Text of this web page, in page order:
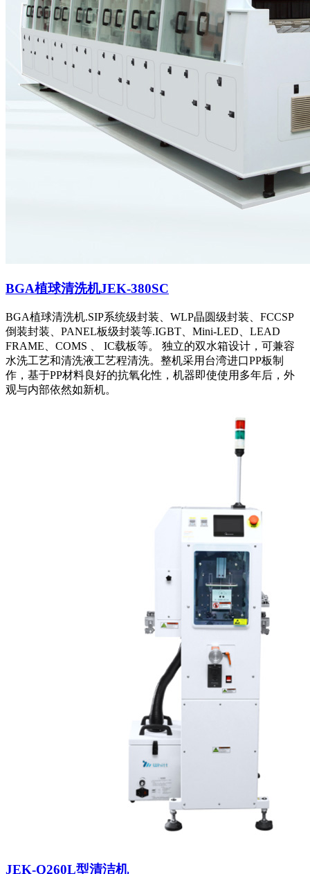
BGA植球清洗机JEK-380SC
BGA植球清洗机.SIP系统级封装、WLP晶圆级封装、FCCSP
倒装封装、PANEL板级封装等.IGBT、Mini-LED、LEAD
FRAME、COMS 、 IC载板等。 独立的双水箱设计，可兼容
水洗工艺和清洗液工艺程清洗。整机采用台湾进口PP板制
作，基于PP材料良好的抗氧化性，机器即使使用多年后，外
观与内部依然如新机。
JEK-Q260L型清洁机